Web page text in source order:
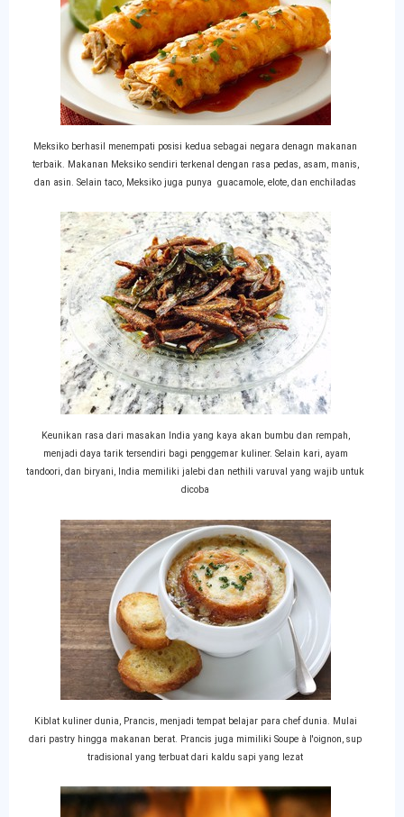
Meksiko berhasil menempati posisi kedua sebagai negara denagn makanan
terbaik. Makanan Meksiko sendiri terkenal dengan rasa pedas, asam, manis,
dan asin. Selain taco, Meksiko juga punya guacamole, elote, dan enchiladas
Keunikan rasa dari masakan India yang kaya akan bumbu dan rempah,
menjadi daya tarik tersendiri bagi penggemar kuliner. Selain kari, ayam
tandoori, dan biryani, India memiliki jalebi dan nethili varuval yang wajib untuk
dicoba
Kiblat kuliner dunia, Prancis, menjadi tempat belajar para chef dunia. Mulai
dari pastry hingga makanan berat. Prancis juga mimiliki Soupe à l'oignon, sup
tradisional yang terbuat dari kaldu sapi yang lezat